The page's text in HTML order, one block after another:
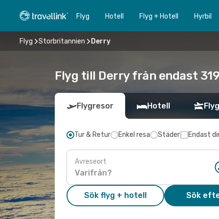
Flyg Hotell Flyg + Hotell Hyrbil
Flyg Storbritannien Derry
Flyg till Derry från endast
Flygresor Hotell
Tur & Retur Enkel resa Städer Endast
Avreseort
Sök flyg + hotell Sök